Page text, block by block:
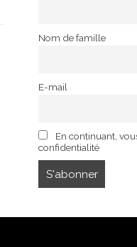
Nom de famille
E-mail
En continuant,
confidentialité